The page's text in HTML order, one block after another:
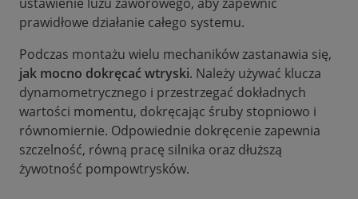
prawidłowe działanie całego systemu.
Podczas montażu wielu mechaników zastanawia się,
jak mocno dokręcać wtryski. Należy używać klucza
dynamometrycznego i przestrzegać dokładnych
wartości momentu, dokręcając śruby stopniowo i
równomiernie. Odpowiednie dokręcenie zapewnia
szczelność, równą pracę silnika oraz dłuższą
żywotność pompowtrysków.